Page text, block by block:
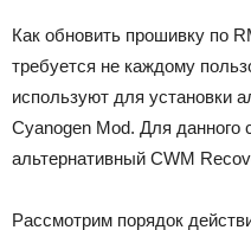
Как обновить прошивку по
требуется не каждому
используют для установки
Cyanogen Mod. Для данного
альтернативный CWM
Рассмотрим порядок